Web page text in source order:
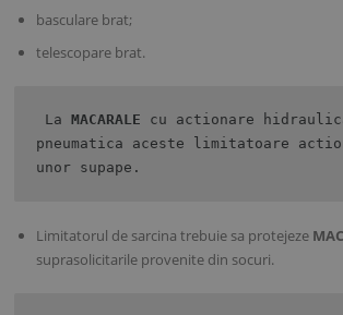
basculare brat;
telescopare brat.
La MACARALE cu actionare
pneumatica aceste limitatoare
unor supape.
Limitatorul de sarcina trebuie sa protejeze
suprasolicitarile provenite din socuri.